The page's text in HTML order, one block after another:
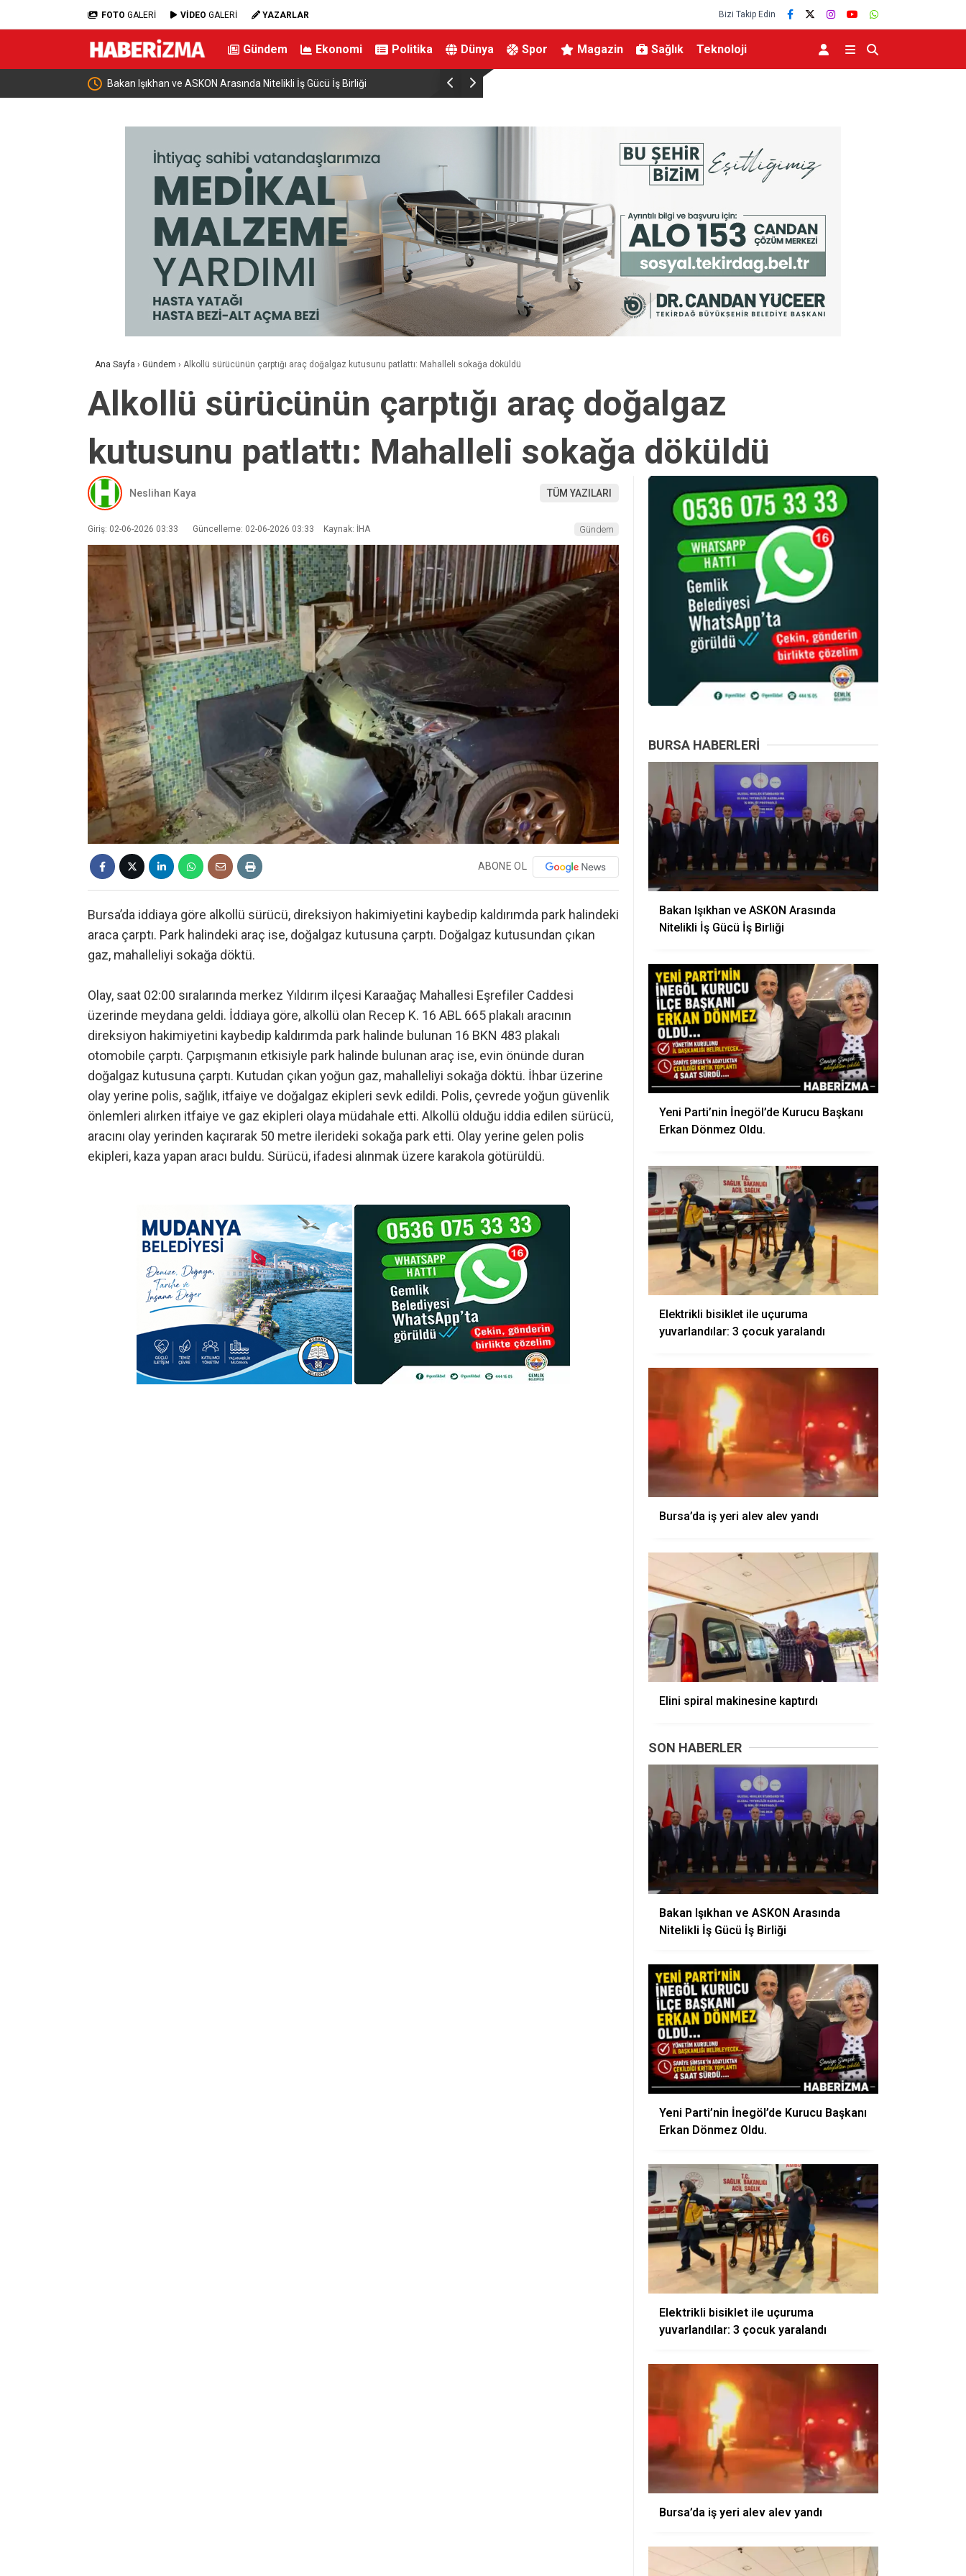
FOTO GALERİ VİDEO GALERİ YAZARLAR Bizi Takip Edin
Gündem Ekonomi Politika Dünya Spor Magazin Sağlık Teknoloji
Yeni Parti’nin İnegöl’de Kurucu Başkanı Erkan Dönmez Oldu. Elektrikli bisiklet ile uçuruma yuvarlandılar: 3 çocuk yaralandı
Ana Sayfa › Gündem › Alkollü sürücünün çarptığı araç doğalgaz kutusunu patlattı: Mahalleli sokağa döküldü
Alkollü sürücünün çarptığı araç doğalgaz
kutusunu patlattı: Mahalleli sokağa döküldü
Neslihan Kaya TÜM YAZILARI
Giriş: 02-06-2026 03:33 Güncelleme: 02-06-2026 03:33 Kaynak: İHA Gündem
ABONE OL
Bursa’da iddiaya göre alkollü sürücü, direksiyon hakimiyetini kaybedip kaldırımda park halindeki
araca çarptı. Park halindeki araç ise, doğalgaz kutusuna çarptı. Doğalgaz kutusundan çıkan
gaz, mahalleliyi sokağa döktü.
Olay, saat 02:00 sıralarında merkez Yıldırım ilçesi Karaağaç Mahallesi Eşrefiler Caddesi
üzerinde meydana geldi. İddiaya göre, alkollü olan Recep K. 16 ABL 665 plakalı aracının
direksiyon hakimiyetini kaybedip kaldırımda park halinde bulunan 16 BKN 483 plakalı
otomobile çarptı. Çarpışmanın etkisiyle park halinde bulunan araç ise, evin önünde duran
doğalgaz kutusuna çarptı. Kutudan çıkan yoğun gaz, mahalleliyi sokağa döktü. İhbar üzerine
olay yerine polis, sağlık, itfaiye ve doğalgaz ekipleri sevk edildi. Polis, çevrede yoğun güvenlik
önlemleri alırken itfaiye ve gaz ekipleri olaya müdahale etti. Alkollü olduğu iddia edilen sürücü,
aracını olay yerinden kaçırarak 50 metre ilerideki sokağa park etti. Olay yerine gelen polis
ekipleri, kaza yapan aracı buldu. Sürücü, ifadesi alınmak üzere karakola götürüldü.
BURSA HABERLERI
Bakan Işıkhan ve ASKON Arasında
Nitelikli İş Gücü İş Birliği
Yeni Parti’nin İnegöl’de Kurucu Başkanı
Erkan Dönmez Oldu.
Elektrikli bisiklet ile uçuruma
yuvarlandılar: 3 çocuk yaralandı
Bursa’da iş yeri alev alev yandı
Elini spiral makinesine kaptırdı
SON HABERLER
Bakan Işıkhan ve ASKON Arasında
Nitelikli İş Gücü İş Birliği
Yeni Parti’nin İnegöl’de Kurucu Başkanı
Erkan Dönmez Oldu.
Elektrikli bisiklet ile uçuruma
yuvarlandılar: 3 çocuk yaralandı
Bursa’da iş yeri alev alev yandı